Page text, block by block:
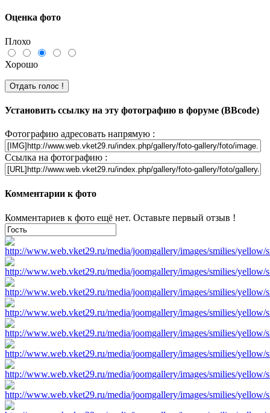
Оценка фото
Плохо
Хорошо
Установить ссылку на эту фотографию в форуме (BBcode)
Фотографию адресовать напрямую :
Ссылка на фотографию :
Комментарии к фото
Комментариев к фото ещё нет. Оставьте первый отзыв !